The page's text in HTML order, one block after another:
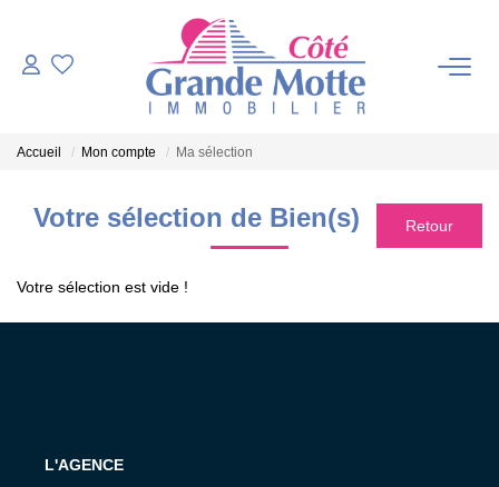
VENTES
ESTIMATION
Accueil Mon compte Ma sélection
Votre sélection de Bien(s)
Votre sélection est vide !
L'AGENCE